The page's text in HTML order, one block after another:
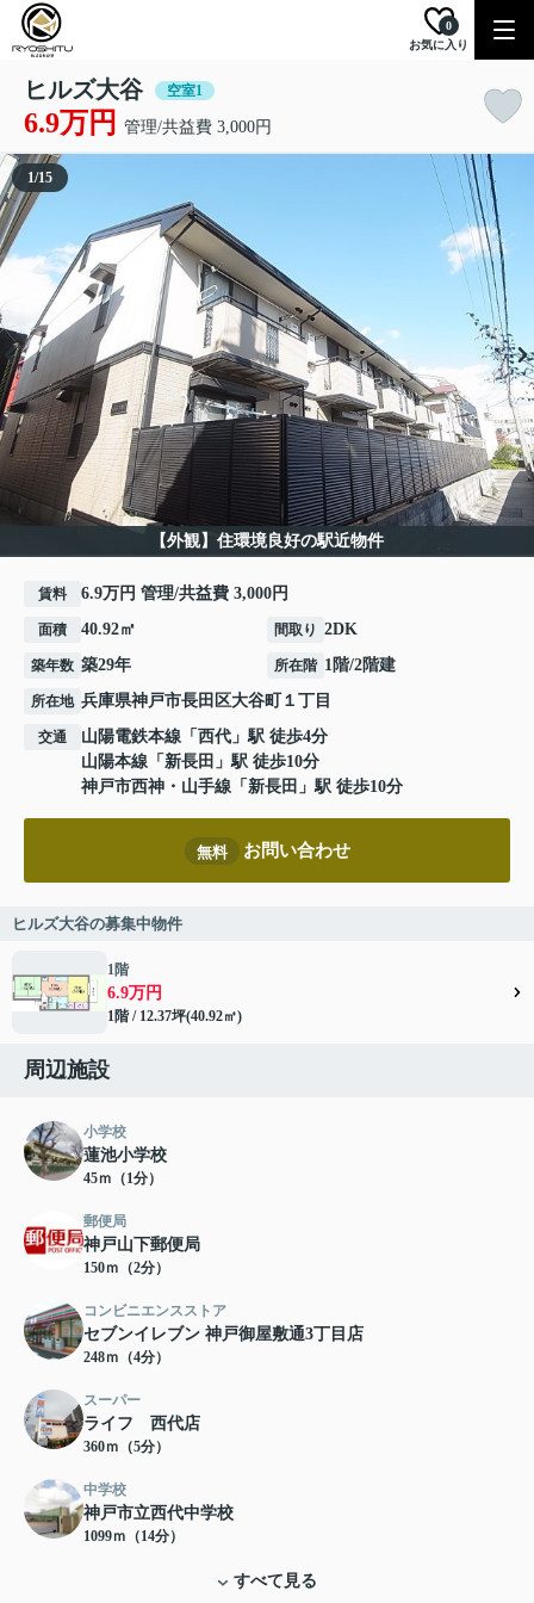
お気に入り
0
ヒルズ大谷 空室1
6.9万円 管理/共益費 3,000円
【外観】住環境良好の駅近物件
1/15
賃料 6.9万円 管理/共益費 3,000円
面積 40.92㎡ 間取り 2DK
築年数 築29年 所在階 1階/2階建
所在地 兵庫県神戸市長田区大谷町 １丁目
交通 山陽電鉄本線 「 西代 」駅 徒歩4分
山陽本線 「 新長田 」駅 徒歩10分
神戸市西神・山手線 「 新長田 」駅 徒歩10分
無料 お問い合わせ
ヒルズ大谷の募集中物件
1階
6.9万円
1階 / 12.37坪(40.92㎡)
周辺施設
小学校
蓮池小学校
45ｍ（1分）
郵便局
神戸山下郵便局
150ｍ（2分）
コンビニエンスストア
セブンイレブン 神戸御屋敷通3丁目店
248ｍ（4分）
スーパー
ライフ 西代店
360ｍ（5分）
中学校
神戸市立西代中学校
1099ｍ（14分）
すべて見る